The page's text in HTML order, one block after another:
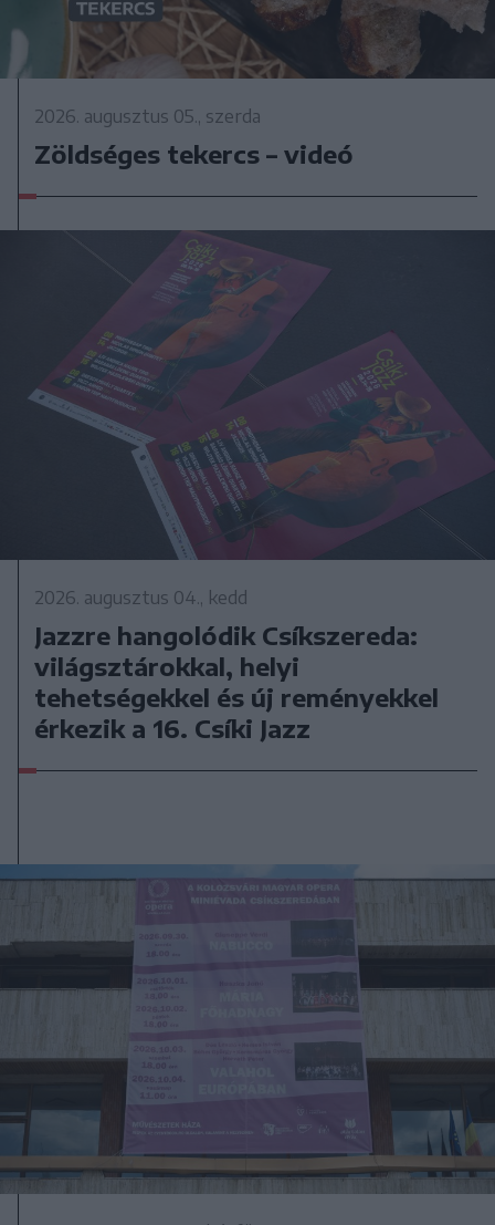
2026. augusztus 05., szerda
Zöldséges tekercs – videó
2026. augusztus 04., kedd
Jazzre hangolódik Csíkszereda:
világsztárokkal, helyi
tehetségekkel és új reményekkel
érkezik a 16. Csíki Jazz